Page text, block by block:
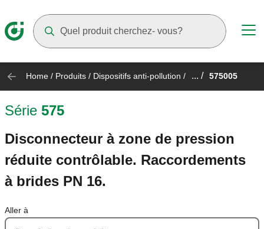
Home / Produits / Dispositifs anti-pollution / ... / 575005
Série 575
Disconnecteur à zone de pression
réduite contrôlable. Raccordements
à brides PN 16.
Aller à